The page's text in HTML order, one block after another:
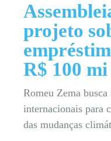
projeto
R$ 100 mi
Romeu Zema busca
internacionais para
das mudanças